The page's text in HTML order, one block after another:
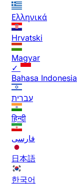
Ελληνικά
Hrvatski
Magyar
✓
Bahasa Indonesia
עברית
हिन्दी
فارسی
日本語
한국어